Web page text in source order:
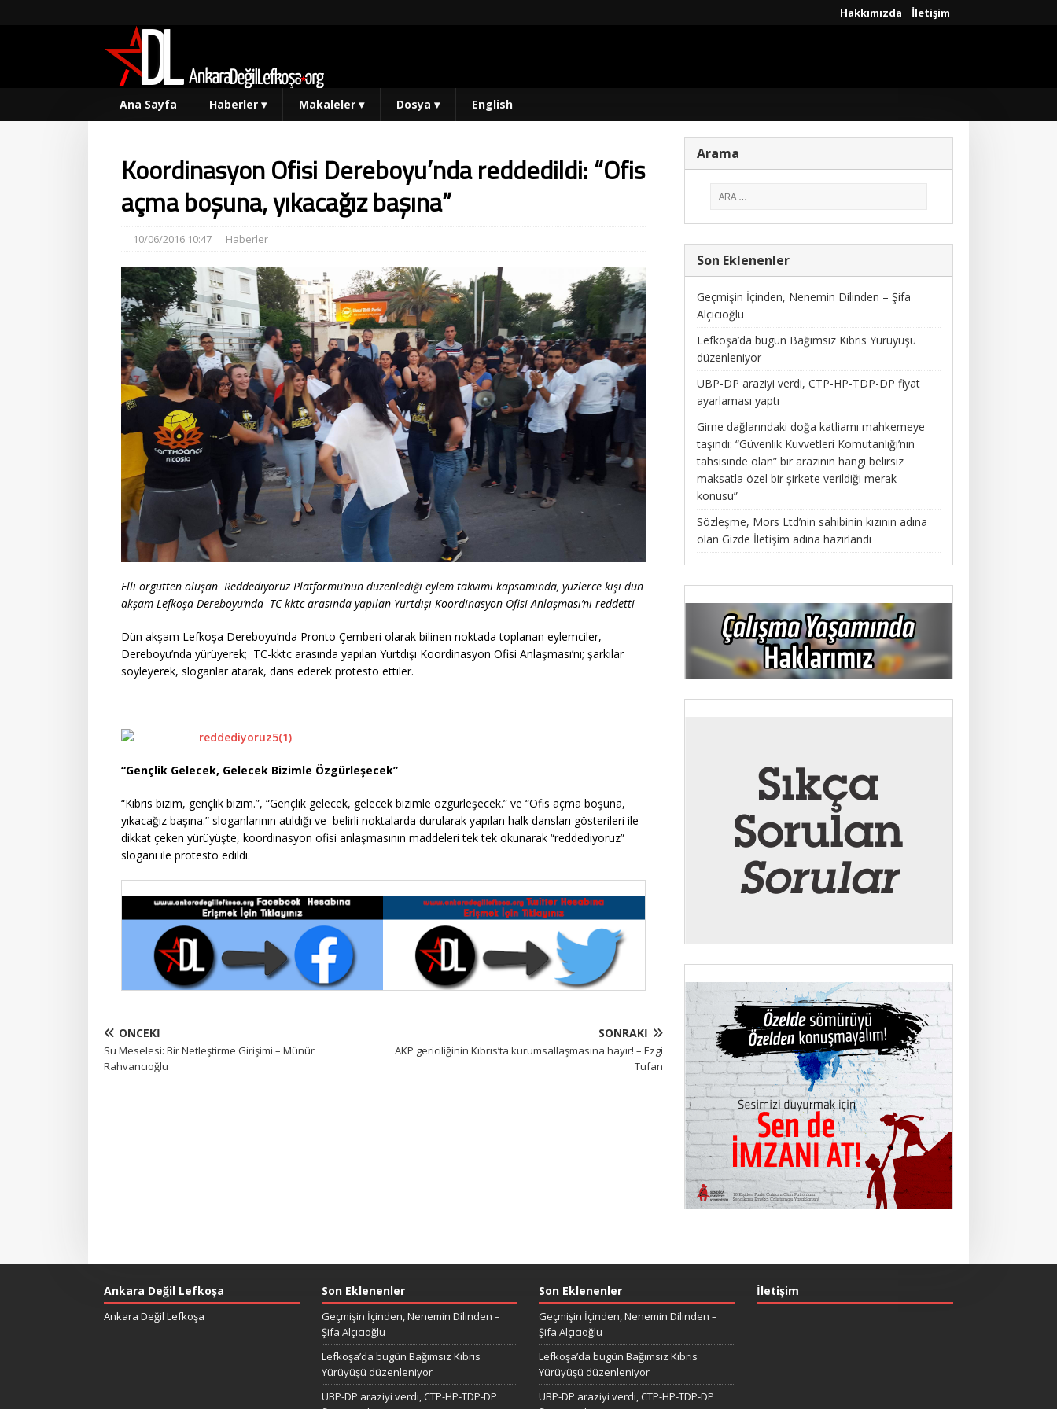
Hakkımızda İletişim
Ana Sayfa Haberler ▾ Makaleler ▾ Dosya ▾ English
Koordinasyon Ofisi Dereboyu’nda reddedildi: “Ofis
açma boşuna, yıkacağız başına”
10/06/2016 10:47 Haberler
Elli örgütten oluşan Reddediyoruz Platformu’nun düzenlediği eylem takvimi kapsamında, yüzlerce kişi dün
akşam Lefkoşa Dereboyu’nda TC-kktc arasında yapılan Yurtdışı Koordinasyon Ofisi Anlaşması’nı reddetti
Dün akşam Lefkoşa Dereboyu’nda Pronto Çemberi olarak bilinen noktada toplanan eylemciler,
Dereboyu’nda yürüyerek; TC-kktc arasında yapılan Yurtdışı Koordinasyon Ofisi Anlaşması’nı; şarkılar
söyleyerek, sloganlar atarak, dans ederek protesto ettiler.
“Gençlik Gelecek, Gelecek Bizimle Özgürleşecek”
“Kıbrıs bizim, gençlik bizim.”, “Gençlik gelecek, gelecek bizimle özgürleşecek.” ve “Ofis açma boşuna,
yıkacağız başına.” sloganlarının atıldığı ve belirli noktalarda durularak yapılan halk dansları gösterileri ile
dikkat çeken yürüyüşte, koordinasyon ofisi anlaşmasının maddeleri tek tek okunarak “reddediyoruz”
sloganı ile protesto edildi.
ÖNCEKI
Su Meselesi: Bir Netleştirme Girişimi – Münür
Rahvancıoğlu
SONRAKI
AKP gericiliğinin Kıbrıs’ta kurumsallaşmasına hayır! – Ezgi
Tufan
Arama
Son Eklenenler
Geçmişin İçinden, Nenemin Dilinden – Şifa
Alçıcıoğlu
Lefkoşa’da bugün Bağımsız Kıbrıs Yürüyüşü
düzenleniyor
UBP-DP araziyi verdi, CTP-HP-TDP-DP fiyat
ayarlaması yaptı
Girne dağlarındaki doğa katliamı mahkemeye
taşındı: “Güvenlik Kuvvetleri Komutanlığı’nın
tahsisinde olan” bir arazinin hangi belirsiz
maksatla özel bir şirkete verildiği merak
konusu”
Sözleşme, Mors Ltd’nin sahibinin kızının adına
olan Gizde İletişim adına hazırlandı
Ankara Değil Lefkoşa
Ankara Değil Lefkoşa
Son Eklenenler
Geçmişin İçinden, Nenemin Dilinden –
Şifa Alçıcıoğlu
Lefkoşa’da bugün Bağımsız Kıbrıs
Yürüyüşü düzenleniyor
UBP-DP araziyi verdi, CTP-HP-TDP-DP
Son Eklenenler
Geçmişin İçinden, Nenemin Dilinden –
Şifa Alçıcıoğlu
Lefkoşa’da bugün Bağımsız Kıbrıs
Yürüyüşü düzenleniyor
UBP-DP araziyi verdi, CTP-HP-TDP-DP
İletişim